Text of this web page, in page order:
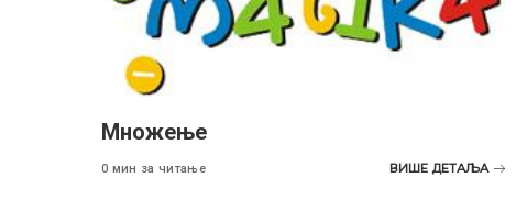
Множење
0 мин за читање ВИШЕ ДЕТАЉА